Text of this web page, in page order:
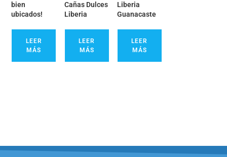
bien
ubicados!
LEER
MÁS
Cañas Dulces
Liberia
LEER
MÁS
Liberia
Guanacaste
LEER
MÁS